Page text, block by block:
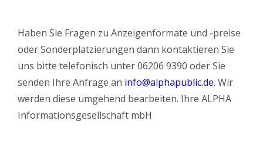
Haben Sie Fragen zu Anzeigenformate und -preise
oder Sonderplatzierungen dann kontaktieren Sie
uns bitte telefonisch unter 06206 9390 oder Sie
senden Ihre Anfrage an info@alphapublic.de. Wir
werden diese umgehend bearbeiten. Ihre ALPHA
Informationsgesellschaft mbH